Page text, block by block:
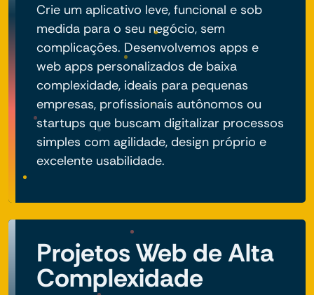
Crie um aplicativo leve, funcional e sob
medida para o seu negócio, sem
complicações. Desenvolvemos apps e
web apps personalizados de baixa
complexidade, ideais para pequenas
empresas, profissionais autônomos ou
startups que buscam digitalizar processos
simples com agilidade, design próprio e
excelente usabilidade.
Projetos Web de Alta
Complexidade